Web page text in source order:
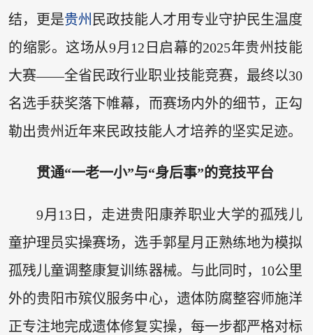
结，更是贵州 民政技能人才用专业守护民生温度
的缩影。这场从9月12日启幕的2025年贵州技能
大赛——全省民政行业职业技能竞赛，最终以30
名选手获奖落下帷幕，而赛场内外的细节，正勾
勒出贵州近年来民政技能人才培养的坚实足迹。
贯通“一老一小”与“身后事”的竞技平台
9月13日，走进贵阳康养职业大学的孤残儿
童护理员实操赛场，选手郭星月正熟练地为模拟
孤残儿童调整康复训练器械。与此同时，10公里
外的贵阳市殡仪服务中心，遗体防腐整容师施洋
正专注地完成遗体修复实操，每一步都严格对标